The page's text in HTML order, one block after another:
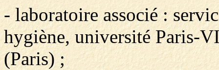
- laboratoire associé :
hygiène, université Paris-
(Paris) ;